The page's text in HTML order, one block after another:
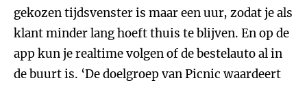
gekozen tijdsvenster is maar een uur, zodat je als
klant minder lang hoeft thuis te blijven. En op de
app kun je realtime volgen of de bestelauto al in
de buurt is. ‘De doelgroep van Picnic waardeert